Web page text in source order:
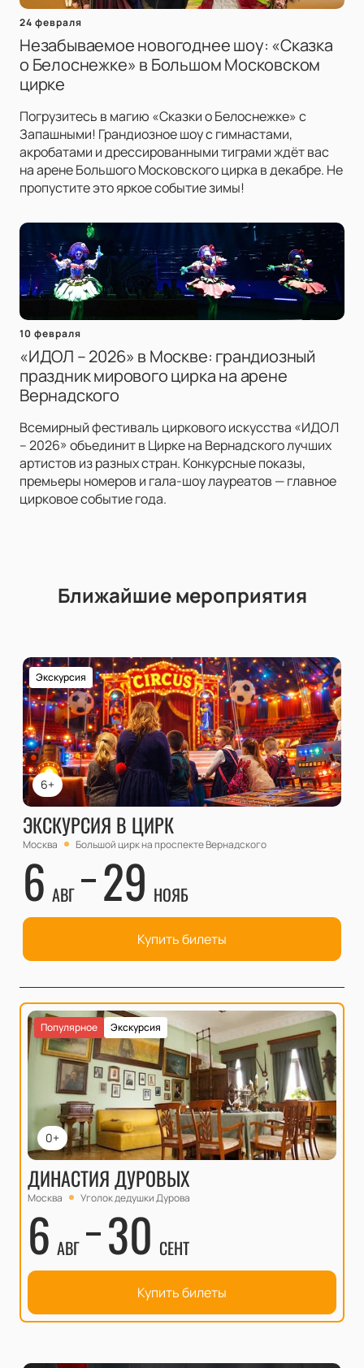
24 февраля
Незабываемое новогоднее шоу: «Сказка
о Белоснежке» в Большом Московском
цирке
Погрузитесь в магию «Сказки о Белоснежке» с
Запашными! Грандиозное шоу с гимнастами,
акробатами и дрессированными тиграми ждёт вас
на арене Большого Московского цирка в декабре. Не
пропустите это яркое событие зимы!
10 февраля
«ИДОЛ – 2026» в Москве: грандиозный
праздник мирового цирка на арене
Вернадского
Всемирный фестиваль циркового искусства «ИДОЛ
– 2026» объединит в Цирке на Вернадского лучших
артистов из разных стран. Конкурсные показы,
премьеры номеров и гала-шоу лауреатов — главное
цирковое событие года.
Ближайшие мероприятия
6+
Экскурсия
ЭКСКУРСИЯ В ЦИРК
Москва Большой цирк на проспекте Вернадского
6 АВГ 29 НОЯБ
Купить билеты
0+
Экскурсия
Популярное
ДИНАСТИЯ ДУРОВЫХ
Москва Уголок дедушки Дурова
6 АВГ 30 СЕНТ
Купить билеты